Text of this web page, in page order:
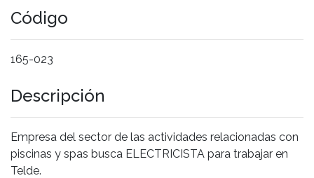
Código
165-023
Descripción
Empresa del sector de las actividades relacionadas con
piscinas y spas busca ELECTRICISTA para trabajar en
Telde.